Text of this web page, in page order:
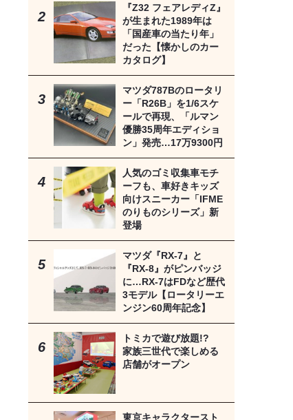
『Z32 フェアレディZ』
が生まれた1989年は
「国産車の当たり年」
だった【懐かしのカー
カタログ】
マツダ787Bのロータリ
ー「R26B」を1/6スケ
ールで再現、「ルマン
優勝35周年エディショ
ン」発売…17万9300円
人気のゴミ収集車モチ
ーフも、車好きキッズ
向けスニーカー「IFME
のりものシリーズ」新
登場
マツダ『RX-7』と
『RX-8』がピンバッジ
に…RX-7はFDなど歴代
3モデル【ロータリーエ
ンジン60周年記念】
トミカで遊び放題!?
家族三世代で楽しめる
店舗がオープン
東京キャラクタースト